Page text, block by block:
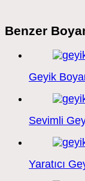
Benzer
Geyik
Sevimli
Yaratıcı